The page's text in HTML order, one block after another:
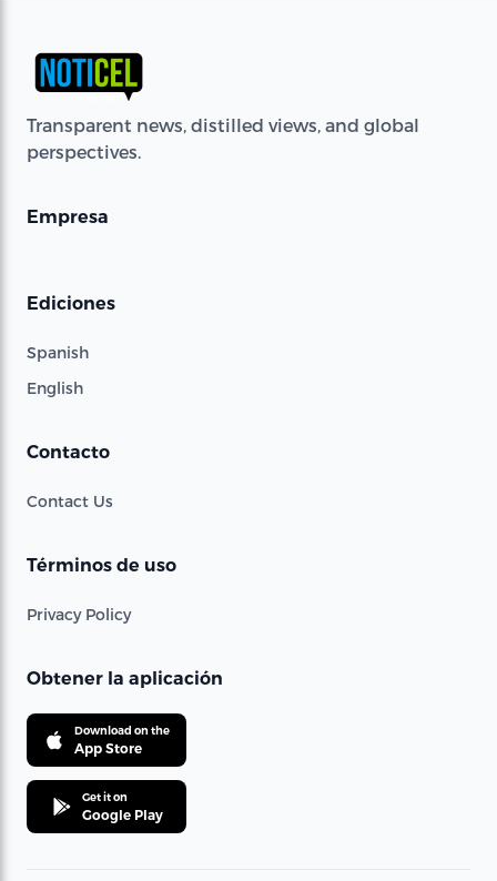
Transparent news, distilled views, and global
perspectives.
Empresa
Ediciones
Spanish
English
Contacto
Contact Us
Términos de uso
Privacy Policy
Obtener la aplicación
Download on the
App Store
Get it on
Google Play